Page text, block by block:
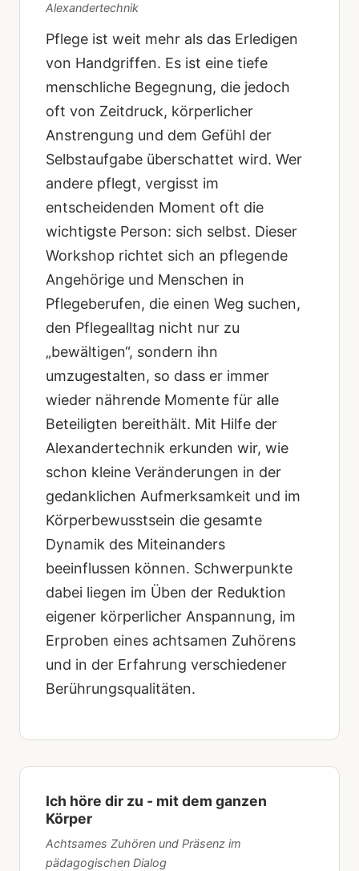
Alexandertechnik
Pflege ist weit mehr als das Erledigen
von Handgriffen. Es ist eine tiefe
menschliche Begegnung, die jedoch
oft von Zeitdruck, körperlicher
Anstrengung und dem Gefühl der
Selbstaufgabe überschattet wird. Wer
andere pflegt, vergisst im
entscheidenden Moment oft die
wichtigste Person: sich selbst. Dieser
Workshop richtet sich an pflegende
Angehörige und Menschen in
Pflegeberufen, die einen Weg suchen,
den Pflegealltag nicht nur zu
„bewältigen“, sondern ihn
umzugestalten, so dass er immer
wieder nährende Momente für alle
Beteiligten bereithält. Mit Hilfe der
Alexandertechnik erkunden wir, wie
schon kleine Veränderungen in der
gedanklichen Aufmerksamkeit und im
Körperbewusstsein die gesamte
Dynamik des Miteinanders
beeinflussen können. Schwerpunkte
dabei liegen im Üben der Reduktion
eigener körperlicher Anspannung, im
Erproben eines achtsamen Zuhörens
und in der Erfahrung verschiedener
Berührungsqualitäten.
Ich höre dir zu - mit dem ganzen
Körper
Achtsames Zuhören und Präsenz im
pädagogischen Dialog